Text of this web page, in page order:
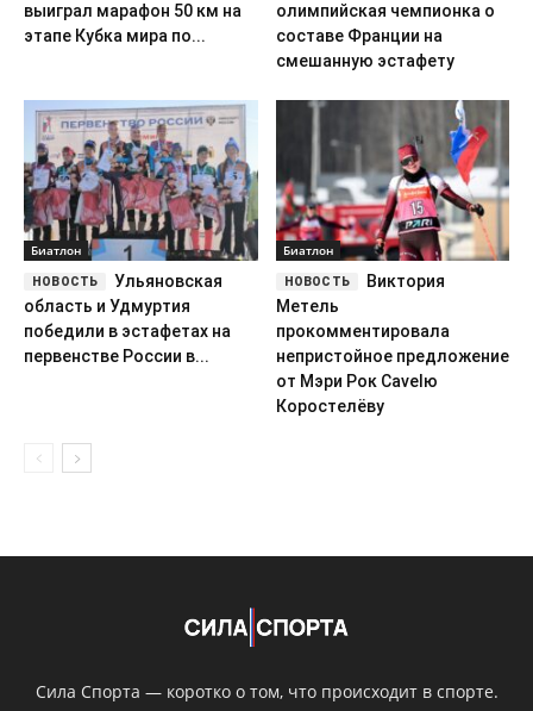
выиграл марафон 50 км на
этапе Кубка мира по...
олимпийская чемпионка о
составе Франции на
смешанную эстафету
Биатлон
Ульяновская
область и Удмуртия
победили в эстафетах на
первенстве России в...
Биатлон
Виктория
Метель
прокомментировала
непристойное предложение
от Мэри Рок Сavelю
Коростелёву
Сила Спорта — коротко о том, что происходит в спорте.